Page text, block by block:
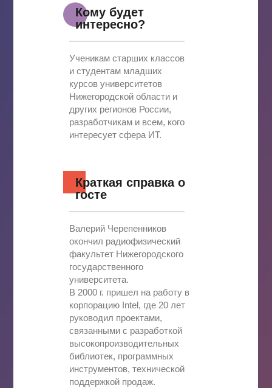
Ученикам старших классов
и студентам младших
курсов университетов
Нижегородской области и
других регионов России,
разработчикам и всем, кого
интересует сфера ИТ.
Валерий Черепенников
окончил радиофизический
факультет Нижегородского
государственного
университета.
В 2000 г. пришел на работу в
корпорацию Intel, где 20 лет
руководил проектами,
связанными с разработкой
высокопроизводительных
библиотек, программных
инструментов, технической
поддержкой продаж.
Кому будет
интересно?
Краткая справка о
госте
Программы обучения
Поступающим
Об ИТ-кампусе
О Нижнем Новгороде
Студенческая жизнь